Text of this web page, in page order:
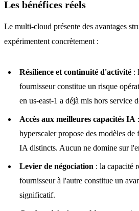
Les bénéfices réels
Le multi-cloud présente des avantages
expérimentent concrètement :
Résilience et continuité d'activité:
fournisseur constitue un risque
en us-east-1 a déjà mis hors service
Accès aux meilleures capacités IA
hyperscaler propose des modèles de
IA distincts. Aucun ne domine sur
Levier de négociation : la capacité
fournisseur à l'autre constitue un
significatif.